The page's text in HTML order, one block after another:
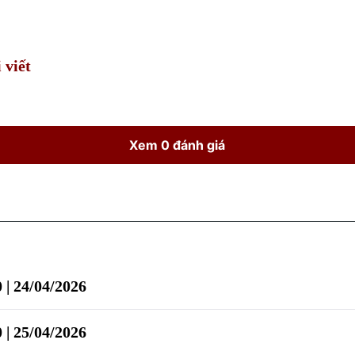
viết
Xem 0 đánh giá
24/04/2026
25/04/2026